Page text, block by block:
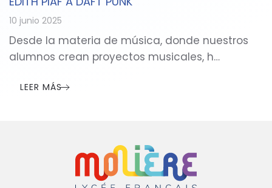
10 junio 2025
Desde la materia de música, donde nuestros
alumnos crean proyectos musicales, h…
LEER MÁS